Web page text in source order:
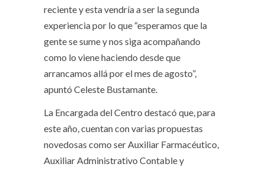
reciente y esta vendría a ser la segunda
experiencia por lo que “esperamos que la
gente se sume y nos siga acompañando
como lo viene haciendo desde que
arrancamos allá por el mes de agosto”,
apuntó Celeste Bustamante.
La Encargada del Centro destacó que, para
este año, cuentan con varias propuestas
novedosas como ser Auxiliar Farmacéutico,
Auxiliar Administrativo Contable y